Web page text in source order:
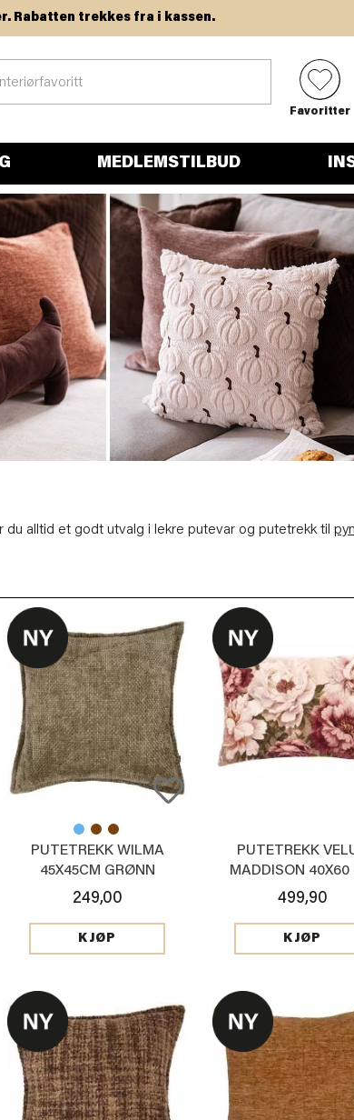
trekkes fra i kassen.
0
Favoritter
MEDLEMSTILBUD
alltid et godt utvalg i lekre putevar og putetrekk til
PUTETREKK WILMA
45X45CM GRØNN
249,00
KJØP
PUTETREKK
MADDISON 40X60
499,90
KJØP